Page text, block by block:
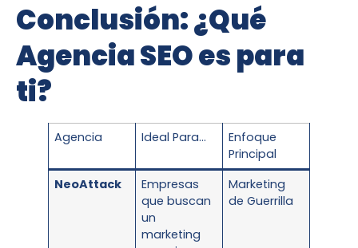
Conclusión: ¿Qué
Agencia SEO es para
ti?
Agencia Ideal Para…
Enfoque
Principal
NeoAttack
Empresas
que buscan
un
marketing
Marketing
de Guerrilla